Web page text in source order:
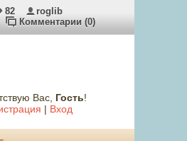
82
roglib
Комментарии (0)
Вас, Гость!
| Вход